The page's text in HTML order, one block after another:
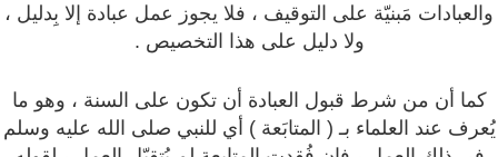
والعبادات مَبنيّة على التوقيف ، فلا يجوز عمل عبادة إلا بِدليل ،
ولا دليل على هذا التخصيص .
كما أن من شرط قبول العبادة أن تكون على السنة ، وهو ما
يُعرف عند العلماء بـ ( المتابَعة ) أي للنبي صلى الله عليه وسلم